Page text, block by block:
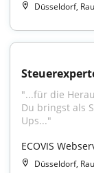
Düsseldorf,
"...für die
Du bringst als
Ups..."
ECOVIS
Düsseldorf,